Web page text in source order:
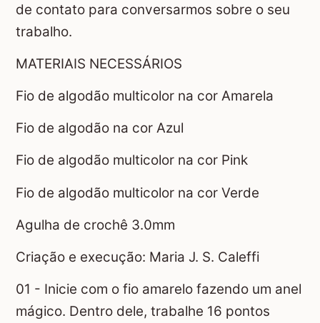
de contato para conversarmos sobre o seu
trabalho.
MATERIAIS NECESSÁRIOS
Fio de algodão multicolor na cor Amarela
Fio de algodão na cor Azul
Fio de algodão multicolor na cor Pink
Fio de algodão multicolor na cor Verde
Agulha de crochê 3.0mm
Criação e execução: Maria J. S. Caleffi
01 - Inicie com o fio amarelo fazendo um anel
mágico. Dentro dele, trabalhe 16 pontos